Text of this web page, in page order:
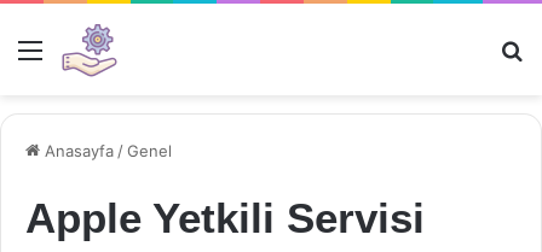
Menü
Anasayfa /Genel
Apple Yetkili Servisi